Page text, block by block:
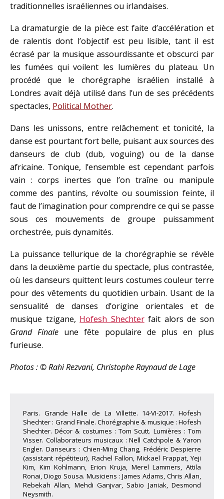
traditionnelles israéliennes ou irlandaises.
La dramaturgie de la pièce est faite d’accélération et
de ralentis dont l’objectif est peu lisible, tant il est
écrasé par la musique assourdissante et obscurci par
les fumées qui voilent les lumières du plateau. Un
procédé que le chorégraphe israélien installé à
Londres avait déjà utilisé dans l’un de ses précédents
spectacles, Political Mother.
Dans les unissons, entre relâchement et tonicité, la
danse est pourtant fort belle, puisant aux sources des
danseurs de club (dub, voguing) ou de la danse
africaine. Tonique, l’ensemble est cependant parfois
vain : corps inertes que l’on traîne ou manipule
comme des pantins, révolte ou soumission feinte, il
faut de l’imagination pour comprendre ce qui se passe
sous ces mouvements de groupe puissamment
orchestrée, puis dynamités.
La puissance tellurique de la chorégraphie se révèle
dans la deuxième partie du spectacle, plus contrastée,
où les danseurs quittent leurs costumes couleur terre
pour des vêtements du quotidien urbain. Usant de la
sensualité de danses d’origine orientales et de
musique tzigane, Hofesh Shechterfait alors de son
Grand Finale une fête populaire de plus en plus
furieuse.
Photos : © Rahi Rezvani, Christophe Raynaud de Lage
Paris. Grande Halle de La Villette. 14-VI-2017. Hofesh
Shechter : Grand Finale. Chorégraphie & musique : Hofesh
Shechter. Décor & costumes : Tom Scutt. Lumières : Tom
Visser. Collaborateurs musicaux : Nell Catchpole & Yaron
Engler. Danseurs : Chien-Ming Chang, Frédéric Despierre
(assistant répétiteur), Rachel Fallon, Mickael Frappat, Yeji
Kim, Kim Kohlmann, Erion Kruja, Merel Lammers, Attila
Ronai, Diogo Sousa. Musiciens : James Adams, Chris Allan,
Rebekah Allan, Mehdi Ganjvar, Sabio Janiak, Desmond
Neysmith.